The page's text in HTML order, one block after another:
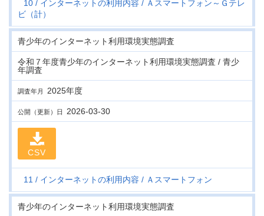
10 インターネットの利用内容
Ａスマートフォン～Ｇテレ
ビ（計）
青少年のインターネット利用環境実態調査
令和７年度青少年のインターネット利用環境実態調査 / 青少
年調査
調査年月 2025年度
公開（更新）日 2026-03-30
CSV
11 インターネットの利用内容 Ａスマートフォン
青少年のインターネット利用環境実態調査